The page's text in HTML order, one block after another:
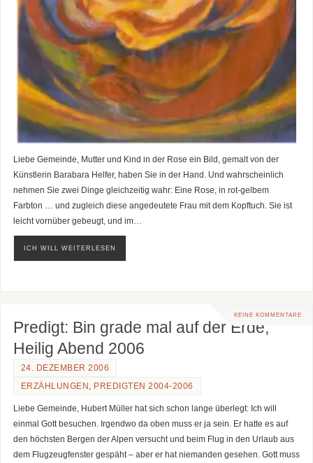
Liebe Gemeinde, Mutter und Kind in der Rose ein Bild, gemalt von der
Künstlerin Barabara Helfer, haben Sie in der Hand. Und wahrscheinlich
nehmen Sie zwei Dinge gleichzeitig wahr: Eine Rose, in rot-gelbem
Farbton … und zugleich diese angedeutete Frau mit dem Kopftuch. Sie ist
leicht vornüber gebeugt, und im…
ICH WILL WEITERLESEN
KEINE KOMMENTARE
Predigt: Bin grade mal auf der Erde,
Heilig Abend 2006
24. DEZEMBER 2006
ERZÄHLUNGEN , PREDIGTEN 2004-2006
Liebe Gemeinde, Hubert Müller hat sich schon lange überlegt: Ich will
einmal Gott besuchen. Irgendwo da oben muss er ja sein. Er hatte es auf
den höchsten Bergen der Alpen versucht und beim Flug in den Urlaub aus
dem Flugzeugfenster gespäht – aber er hat niemanden gesehen. Gott muss